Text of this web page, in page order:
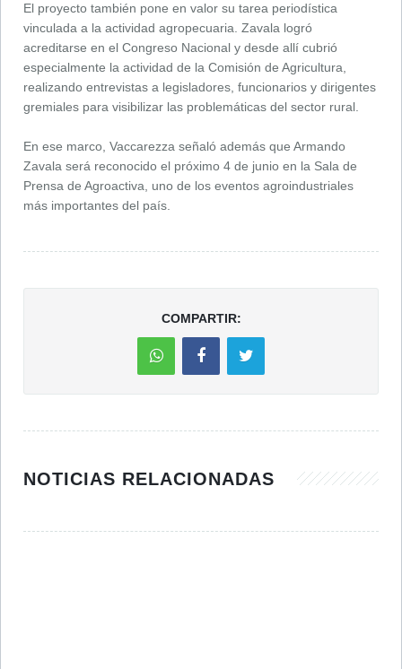
El proyecto también pone en valor su tarea periodística
vinculada a la actividad agropecuaria. Zavala logró
acreditarse en el Congreso Nacional y desde allí cubrió
especialmente la actividad de la Comisión de Agricultura,
realizando entrevistas a legisladores, funcionarios y dirigentes
gremiales para visibilizar las problemáticas del sector rural.
En ese marco, Vaccarezza señaló además que Armando
Zavala será reconocido el próximo 4 de junio en la Sala de
Prensa de Agroactiva, uno de los eventos agroindustriales
más importantes del país.
COMPARTIR:
NOTICIAS RELACIONADAS